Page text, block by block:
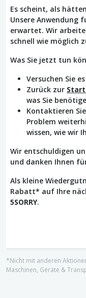
Es scheint, als
Unsere
erwartet. Wir
schnell wie möglich
Was Sie jetzt tun
Versuchen Sie
Zurück zur
was Sie
Kontaktieren
Problem
wissen, wie wir
Wir entschuldigen
und danken Ihnen
Als kleine
Rabatt* auf Ihre
5SORRY.
*Nicht mit anderen
Maschinen, Geräte &